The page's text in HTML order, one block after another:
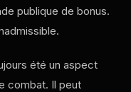
publique de bonus.
été un aspect
combat. Il peut